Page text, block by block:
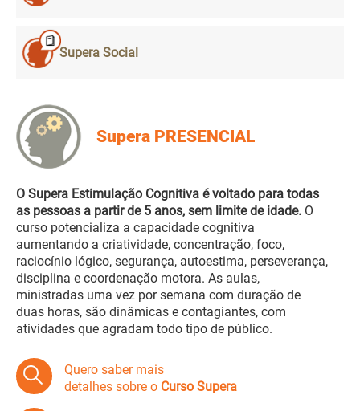
Supera Social
Supera PRESENCIAL
O Supera Estimulação Cognitiva é voltado para todas
as pessoas a partir de 5 anos, sem limite de idade. O
curso potencializa a capacidade cognitiva
aumentando a criatividade, concentração, foco,
raciocínio lógico, segurança, autoestima, perseverança,
disciplina e coordenação motora. As aulas,
ministradas uma vez por semana com duração de
duas horas, são dinâmicas e contagiantes, com
atividades que agradam todo tipo de público.
Quero saber mais
detalhes sobre o Curso Supera